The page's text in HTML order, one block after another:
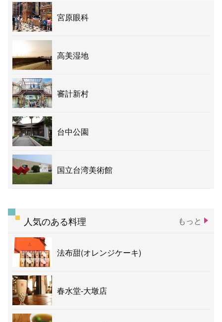
宮原眼科
高美湿地
審計新村
台中公園
国立台湾美術館
人気のある料理 もっと
法布甜(オレンジケーキ)
春水堂-大墩店